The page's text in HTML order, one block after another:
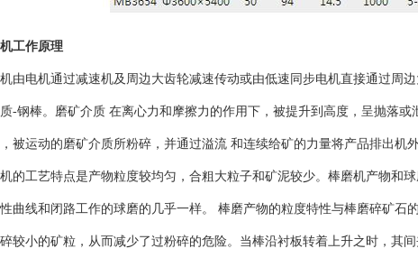
工作原理
电机通过减速机及周边大齿轮减速传动或由低速同步电机直接通过周边
-钢棒。磨矿介质 在离心力和摩擦力的作用下，被提升到高度，呈抛落
被运动的磨矿介质所粉碎，并通过溢流 和连续给矿的力量将产品排出机
工艺特点是产物粒度较均匀，合粗大粒子和矿泥较少。棒磨机产物和球
曲线和闭路工作的球磨的几乎一样。 棒磨产物的粒度特性与棒磨碎矿石
较小的矿粒，从而减少了过粉碎的危险。当棒沿衬板转着上升之时，其